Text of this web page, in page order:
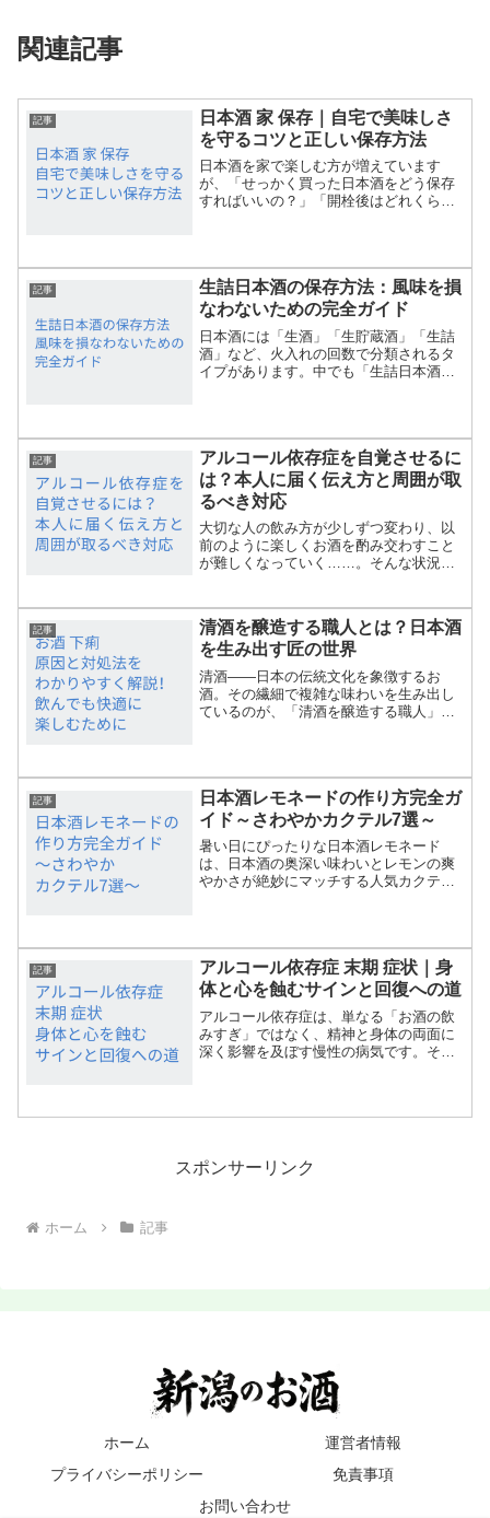
関連記事
記事
日本酒 家 保存｜自宅で美味しさ
を守るコツと正しい保存方法
日本酒を家で楽しむ方が増えています
が、「せっかく買った日本酒をどう保存
すればいいの？」「開栓後はどれくらい
って味や香りが大きく変わっ...
記事
生詰日本酒の保存方法：風味を損
なわないための完全ガイド
日本酒には「生酒」「生貯蔵酒」「生詰
酒」など、火入れの回数で分類されるタ
イプがあります。中でも「生詰日本酒」
ると、香りや味わいが短期...
記事
アルコール依存症を自覚させるに
は？本人に届く伝え方と周囲が取
るべき対応
大切な人の飲み方が少しずつ変わり、以
前のように楽しくお酒を酌み交わすこと
が難しくなっていく……。そんな状況を
「なんとかしてお酒を控えてほしい」
「自分の状況に気づいてほしい...
記事
清酒を醸造する職人とは？日本酒
を生み出す匠の世界
清酒――日本の伝統文化を象徴するお
酒。その繊細で複雑な味わいを生み出し
ているのが、「清酒を醸造する職人」で
仕事の実態、必要な技術、近...
記事
日本酒レモネードの作り方完全ガ
イド～さわやかカクテル7選～
暑い日にぴったりな日本酒レモネード
は、日本酒の奥深い味わいとレモンの爽
やかさが絶妙にマッチする人気カクテル
します。1. 基本の日本...
記事
アルコール依存症 末期 症状｜身
体と心を蝕むサインと回復への道
アルコール依存症は、単なる「お酒の飲
みすぎ」ではなく、精神と身体の両面に
深く影響を及ぼす慢性の病気です。その
家族にも深刻な影響を与え...
スポンサーリンク
ホーム 記事
ホーム
運営者情報
プライバシーポリシー
免責事項
お問い合わせ